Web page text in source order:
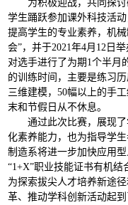
为积极迎战，共同探
学生踊跃参加课外科技活
提高学生的专业素养，机
会”，并于2021年4月12日
对选手进行了为期1个半月
的训练时间，主要是练习
三维建模，50幅以上的手
末和节假日从不休息。
通过此次比赛，展现
化素养能力，也为指导学
制造系将进一步加快应用
“1+X”职业技能证书有机结
为探索拔尖人才培养新途
革、推动学科创新活动起到